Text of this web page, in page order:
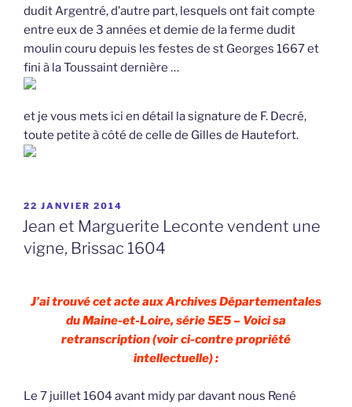
dudit Argentré, d’autre part, lesquels ont fait compte
entre eux de 3 années et demie de la ferme dudit
moulin couru depuis les festes de st Georges 1667 et
fini à la Toussaint dernière …
et je vous mets ici en détail la signature de F. Decré,
toute petite à côté de celle de Gilles de Hautefort.
PUBLIÉ
LE
22 JANVIER 2014
Jean et Marguerite Leconte vendent une
vigne, Brissac 1604
J’ai trouvé cet acte aux Archives Départementales
du Maine-et-Loire, série 5E5 – Voici sa
retranscription (voir ci-contre propriété
intellectuelle) :
Le 7 juillet 1604 avant midy par davant nous René